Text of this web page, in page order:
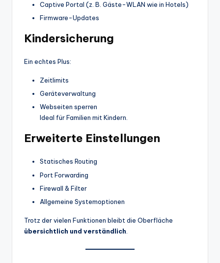
Captive Portal (z. B. Gäste-WLAN wie in Hotels)
Firmware-Updates
Kindersicherung
Ein echtes Plus:
Zeitlimits
Geräteverwaltung
Webseiten sperren
Ideal für Familien mit Kindern.
Erweiterte Einstellungen
Statisches Routing
Port Forwarding
Firewall & Filter
Allgemeine Systemoptionen
Trotz der vielen Funktionen bleibt die Oberfläche
übersichtlich und verständlich